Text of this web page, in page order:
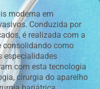
moderna em
Conduzida por
é realizada com a
consolidando como
especialidades
com esta tecnologia
cirurgia do aparelho